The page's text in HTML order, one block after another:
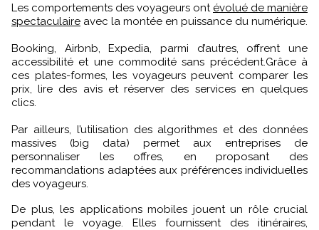
Les comportements des voyageurs ont évolué de manière
spectaculaire avec la montée en puissance du numérique.
Booking, Airbnb, Expedia, parmi d’autres, offrent une
accessibilité et une commodité sans précédent.Grâce à
ces plates-formes, les voyageurs peuvent comparer les
prix, lire des avis et réserver des services en quelques
clics.
Par ailleurs, l’utilisation des algorithmes et des données
massives (big data) permet aux entreprises de
personnaliser les offres, en proposant des
recommandations adaptées aux préférences individuelles
des voyageurs.
De plus, les applications mobiles jouent un rôle crucial
pendant le voyage. Elles fournissent des itinéraires,